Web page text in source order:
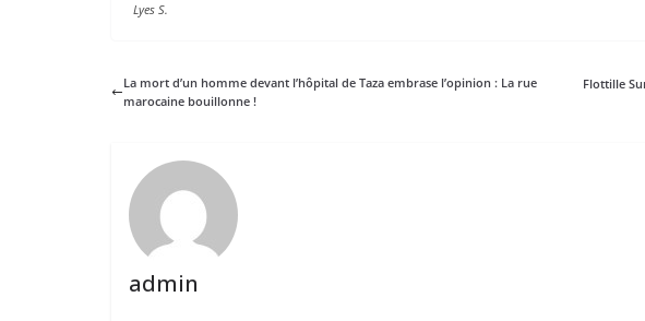
Lyes S.
La mort d’un homme devant l’hôpital de Taza embrase l’opinion : La rue
marocaine bouillonne !
Flottille
admin